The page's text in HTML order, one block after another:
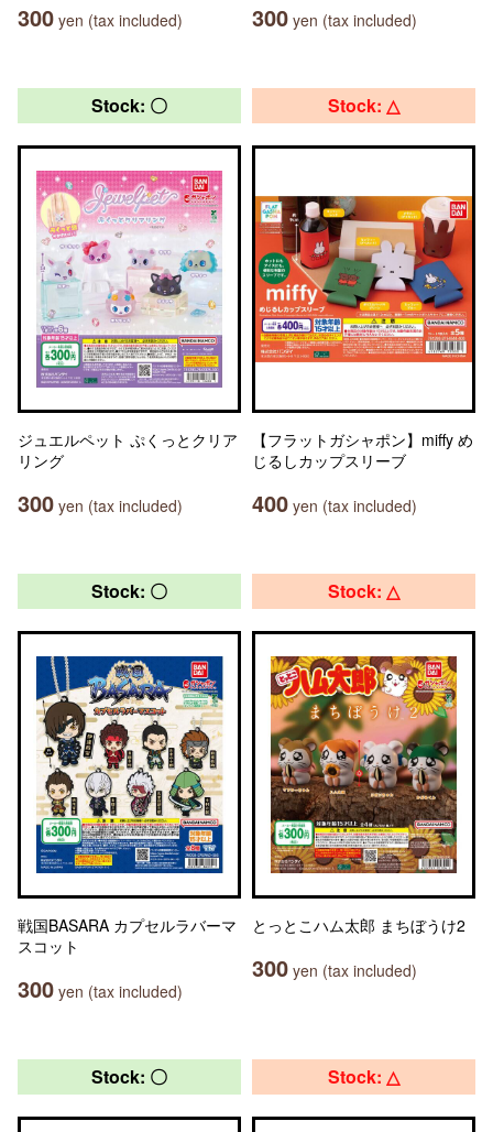
300 yen (tax included) 300 yen (tax included)
Stock: 〇
ジュエルペット ぷくっとクリア
リング
300 yen (tax included)
Stock: △
【フラットガシャポン】miffy め
じるしカップスリーブ
400 yen (tax included)
Stock: 〇
戦国BASARA カプセルラバーマ
スコット
300 yen (tax included)
Stock: △
とっとこハム太郎 まちぼうけ2
300 yen (tax included)
Stock: 〇 Stock: △